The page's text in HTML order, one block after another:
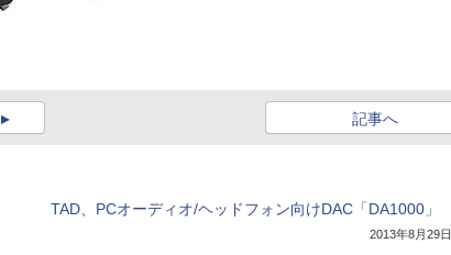
記事へ
TAD、PCオーディオ/ヘッドフォン向けDAC「DA1000」
2013年8月29日